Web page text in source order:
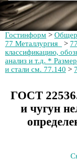
Гостинформ >
77 Металлургия
>
классификацию,
анализ и т.д. *
и стали см. 77.140 >
ГОСТ
и чугун